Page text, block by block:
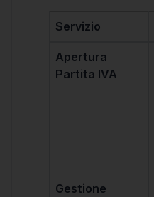
Servizio
Apertura
Partita IVA
Gestione